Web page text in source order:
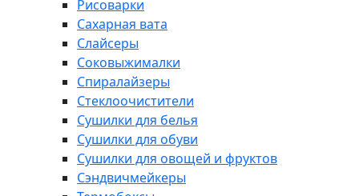
Рисоварки
Сахарная вата
Слайсеры
Соковыжималки
Спиралайзеры
Стеклоочистители
Сушилки для белья
Сушилки для обуви
Сушилки для овощей и фруктов
Сэндвичмейкеры